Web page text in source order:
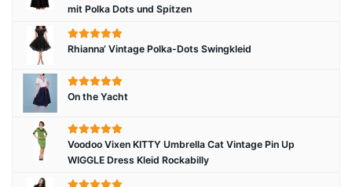
mit Polka Dots und Spitzen
Rhianna‘ Vintage Polka-Dots Swingkleid
On the Yacht
Voodoo Vixen KITTY Umbrella Cat Vintage Pin Up
WIGGLE Dress Kleid Rockabilly